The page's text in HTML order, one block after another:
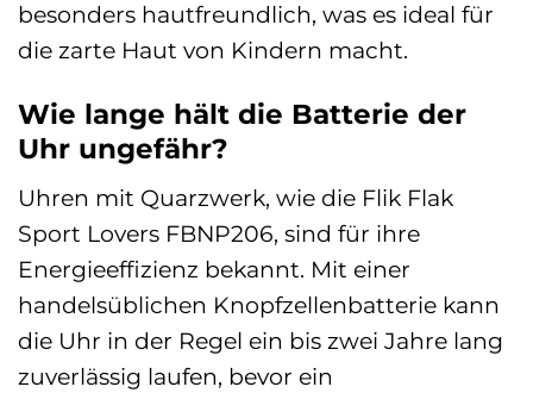
besonders hautfreundlich, was es ideal für
die zarte Haut von Kindern macht.
Wie lange hält die Batterie der
Uhr ungefähr?
Uhren mit Quarzwerk, wie die Flik Flak
Sport Lovers FBNP206, sind für ihre
Energieeffizienz bekannt. Mit einer
handelsüblichen Knopfzellenbatterie kann
die Uhr in der Regel ein bis zwei Jahre lang
zuverlässig laufen, bevor ein